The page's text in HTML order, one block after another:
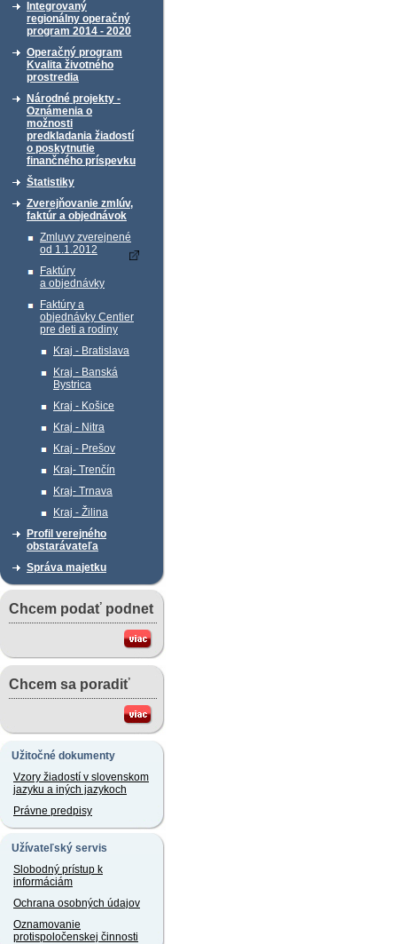
Integrovaný
regionálny operačný
program 2014 - 2020
Operačný program
Kvalita životného
prostredia
Národné projekty -
Oznámenia o
možnosti
predkladania žiadostí
o poskytnutie
finančného príspevku
Štatistiky
Zverejňovanie zmlúv,
faktúr a objednávok
Zmluvy zverejnené
od 1.1.2012
Faktúry
a objednávky
Faktúry a
objednávky Centier
pre deti a rodiny
Kraj - Bratislava
Kraj - Banská
Bystrica
Kraj - Košice
Kraj - Nitra
Kraj - Prešov
Kraj- Trenčín
Kraj- Trnava
Kraj - Žilina
Profil verejného
obstarávateľa
Správa majetku
Chcem podať podnet
Chcem sa poradiť
Užitočné dokumenty
Vzory žiadostí v slovenskom
jazyku a iných jazykoch
Právne predpisy
Užívateľský servis
Slobodný prístup k
informáciám
Ochrana osobných údajov
Oznamovanie
protispoločenskej činnosti